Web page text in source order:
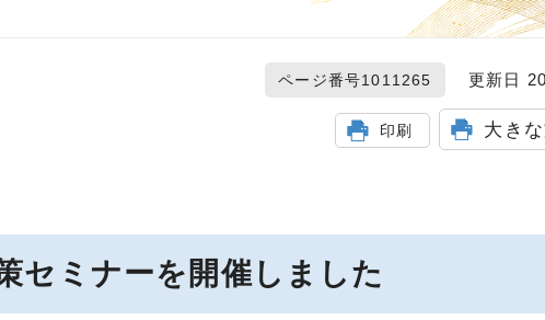
ページ番号1011265 更新日
印刷 大き
セミナーを開催しました